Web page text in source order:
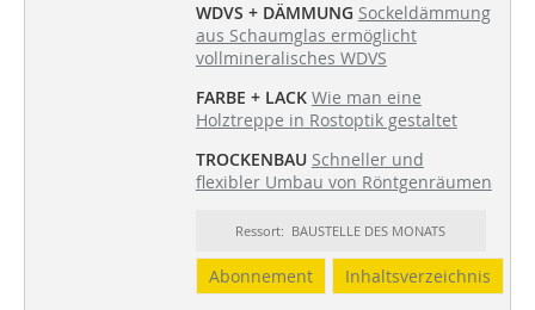
WDVS + DÄMMUNG Sockeldämmung
aus Schaumglas ermöglicht
vollmineralisches WDVS
FARBE + LACK Wie man eine
Holztreppe in Rostoptik gestaltet
TROCKENBAU Schneller und
flexibler Umbau von Röntgenräumen
Ressort: BAUSTELLE DES MONATS
Abonnement Inhaltsverzeichnis